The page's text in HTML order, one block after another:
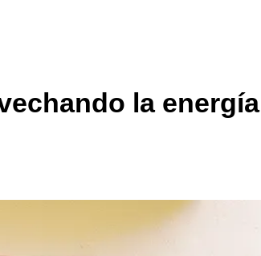
la energía